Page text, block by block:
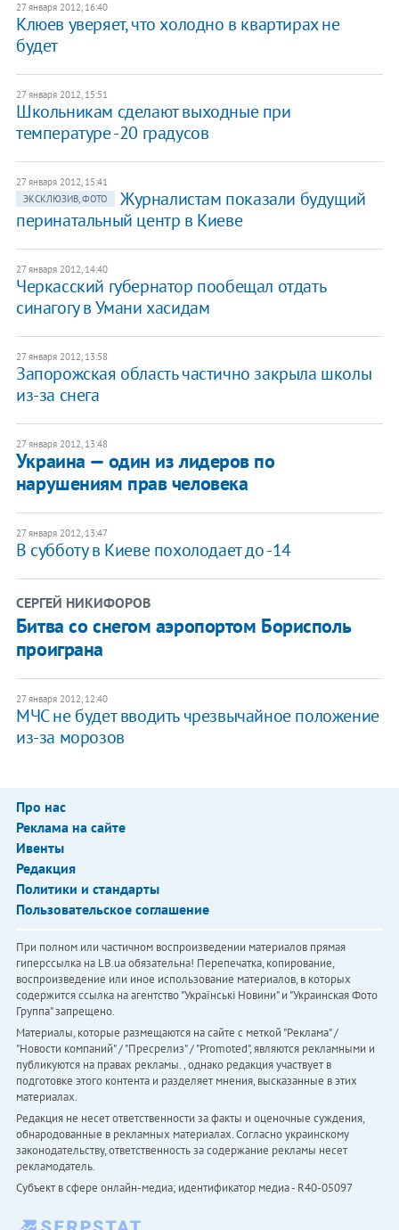
27 января 2012, 16:40
Клюев уверяет, что холодно в квартирах не
будет
27 января 2012, 15:51
Школьникам сделают выходные при
температуре -20 градусов
27 января 2012, 15:41
ЭКСКЛЮЗИВ, ФОТО
Журналистам показали будущий
перинатальный центр в Киеве
27 января 2012, 14:40
Черкасский губернатор пообещал отдать
синагогу в Умани хасидам
27 января 2012, 13:58
Запорожская область частично закрыла школы
из-за снега
27 января 2012, 13:48
Украина — один из лидеров по
нарушениям прав человека
27 января 2012, 13:47
​В субботу в Киеве похолодает до -14
СЕРГЕЙ НИКИФОРОВ
Битва со снегом аэропортом Борисполь
проиграна
27 января 2012, 12:40
​МЧС не будет вводить чрезвычайное положение
из-за морозов
Про нас
Реклама на сайте
Ивенты
Редакция
Политики и стандарты
Пользовательское соглашение
При полном или частичном воспроизведении материалов прямая
гиперссылка на LB.ua обязательна! Перепечатка, копирование,
воспроизведение или иное использование материалов, в которых
содержится ссылка на агентство "Українськi Новини" и "Украинская Фото
Группа" запрещено.
Материалы, которые размещаются на сайте с меткой "Реклама" /
"Новости компаний" / "Пресрелиз" / "Promoted", являются рекламными и
публикуются на правах рекламы. , однако редакция участвует в
подготовке этого контента и разделяет мнения, высказанные в этих
материалах.
Редакция не несет ответственности за факты и оценочные суждения,
обнародованные в рекламных материалах. Согласно украинскому
законодательству, ответственность за содержание рекламы несет
рекламодатель.
Субъект в сфере онлайн-медиа; идентификатор медиа - R40-05097